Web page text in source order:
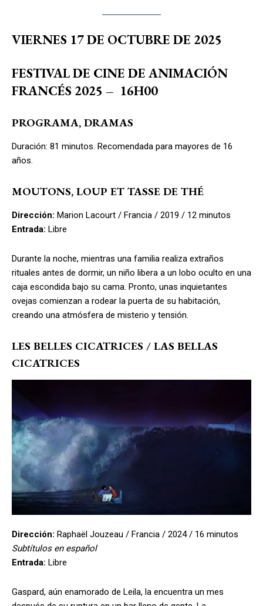
VIERNES 17 DE OCTUBRE DE 2025
FESTIVAL DE CINE DE ANIMACIÓN
FRANCÉS 2025 – 16H00
PROGRAMA, DRAMAS
Duración: 81 minutos. Recomendada para mayores de 16
años.
MOUTONS, LOUP ET TASSE DE THÉ
Dirección: Marion Lacourt / Francia / 2019 / 12 minutos
Entrada: Libre
Durante la noche, mientras una familia realiza extraños
rituales antes de dormir, un niño libera a un lobo oculto en una
caja escondida bajo su cama. Pronto, unas inquietantes
ovejas comienzan a rodear la puerta de su habitación,
creando una atmósfera de misterio y tensión.
LES BELLES CICATRICES / LAS BELLAS
CICATRICES
Dirección: Raphaël Jouzeau / Francia / 2024 / 16 minutos
Subtítulos en español
Entrada: Libre
Gaspard, aún enamorado de Leila, la encuentra un mes